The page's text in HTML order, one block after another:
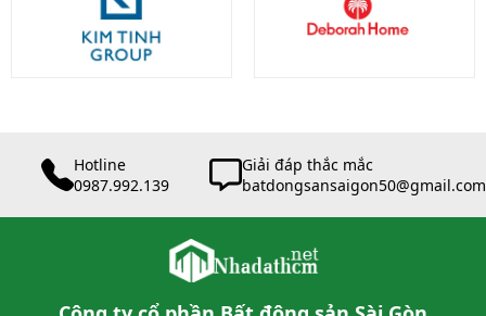
Hotline
0987.992.139
Giải đáp thắc mắc
batdongsansaigon50@gmail.com